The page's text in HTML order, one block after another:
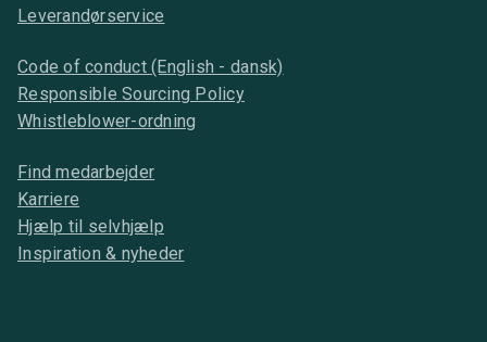
Leverandørservice
Code of conduct (English - dansk)
Responsible Sourcing Policy
Whistleblower-ordning
Find medarbejder
Karriere
Hjælp til selvhjælp
Inspiration & nyheder